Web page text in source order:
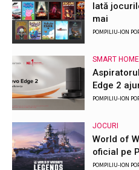
Iată
mai
POMPILIU-ION
SMART HOME
Edge 2
POMPILIU-ION
JOCURI
World of
oficial pe
POMPILIU-ION